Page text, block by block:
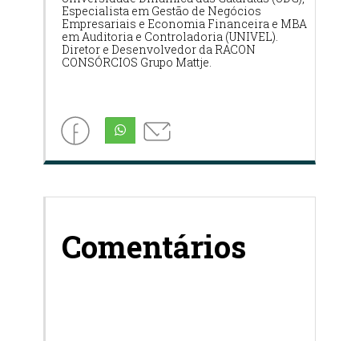
Especialista em Gestão de Negócios
Empresariais e Economia Financeira e MBA
em Auditoria e Controladoria (UNIVEL).
Diretor e Desenvolvedor da RACON
CONSÓRCIOS Grupo Mattje.
Comentários